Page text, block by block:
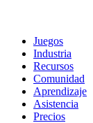
Juegos
Industria
Recursos
Comunidad
Aprendizaje
Asistencia
Precios